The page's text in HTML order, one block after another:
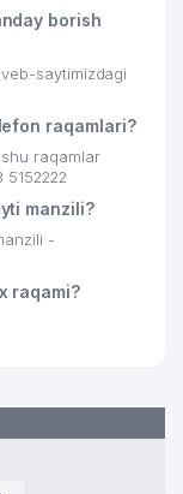
borish
saytimizdagi
raqamlari?
shu raqamlar
5152222
manzili?
-
raqami?